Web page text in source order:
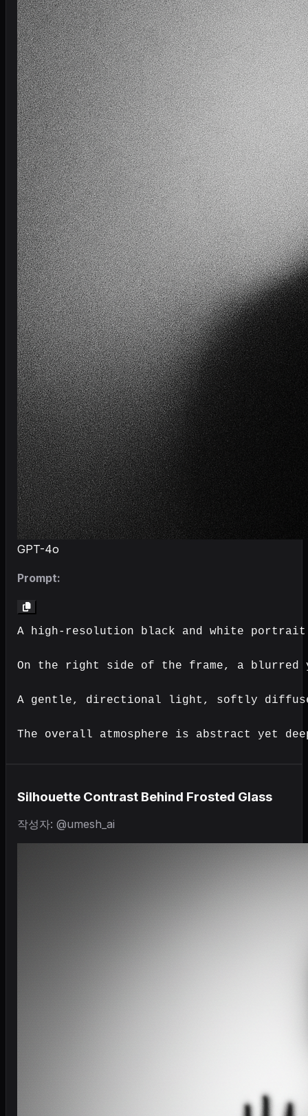
GPT-4o
Prompt:
A high-resolution black and white
On the right side of the frame, a blurred
A gentle, directional light, softly
The overall atmosphere is abstract yet
Silhouette Contrast Behind Frosted Glass
작성자: @umesh_ai